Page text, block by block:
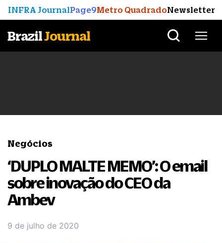
INFRA JournalPage9Metro QuadradoNewsletter
BrazilJournal
Negócios
‘DUPLO MALTE MEMO’: O email
sobre inovação do CEO da
Ambev
9 de julho de 2020